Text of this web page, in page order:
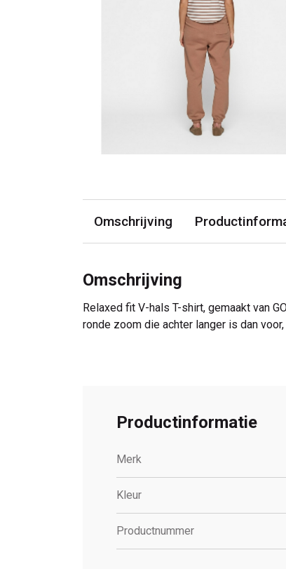
Omschrijving
Omschrijving
Relaxed fit V-hals T-shirt, gemaakt van
ronde zoom die achter langer is dan
Productinformatie
Merk
Kleur
Productnummer